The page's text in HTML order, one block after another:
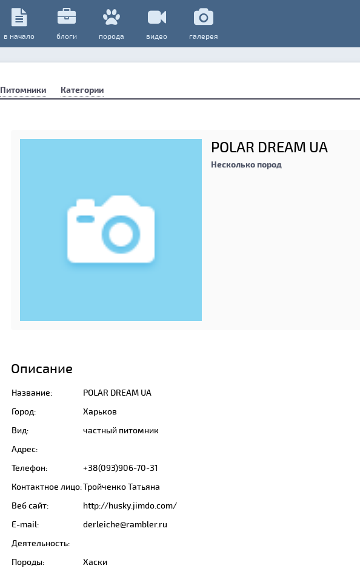
в начало блоги порода видео галерея
Питомники Категории
POLAR DREAM UA
Несколько пород
Описание
Название:
POLAR DREAM UA
Город:
Харьков
Вид:
частный питомник
Адрес:
Телефон:
+38(093)906-70-31
Контактное лицо:Тройченко Татьяна
Веб сайт:
http://husky.jimdo.com/
E-mail:
derleiche@rambler.ru
Деятельность:
Породы:
Хаски